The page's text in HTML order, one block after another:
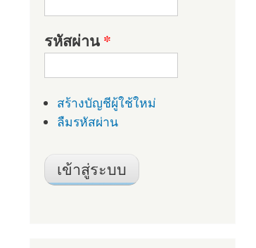
รหัสผ่าน*
สร้างบัญชีผู้ใช้ใหม่
ลืมรหัสผ่าน